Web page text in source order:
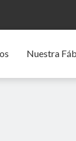
Nuestra